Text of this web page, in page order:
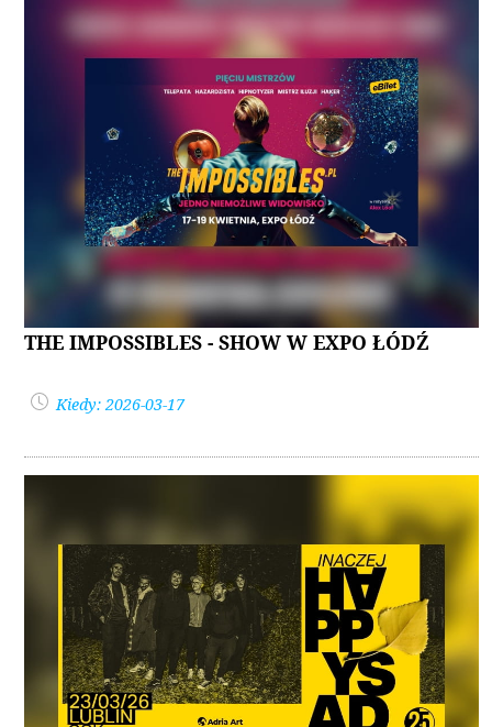
THE IMPOSSIBLES - SHOW W EXPO ŁÓDŹ
Kiedy: 2026-03-17